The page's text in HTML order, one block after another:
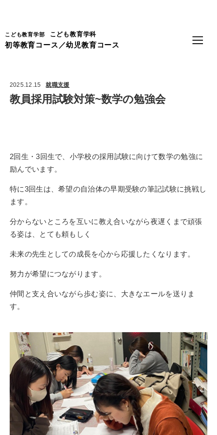
こども教育学部 こども教育学科
初等教育コース／幼児教育コース
2025.12.15 就職支援
教員採用試験対策~数学の勉強会
2回生・3回生で、小学校の採用試験に向けて数学の勉強に
励んでいます。
特に3回生は、希望の自治体の早期受験の筆記試験に挑戦し
ます。
分からないところを互いに教え合いながら夜遅くまで頑張
る姿は、とても頼もしく
未来の先生としての成長を心から応援したくなります。
努力が希望につながります。
仲間と支え合いながら歩む姿に、大きなエールを送りま
す。